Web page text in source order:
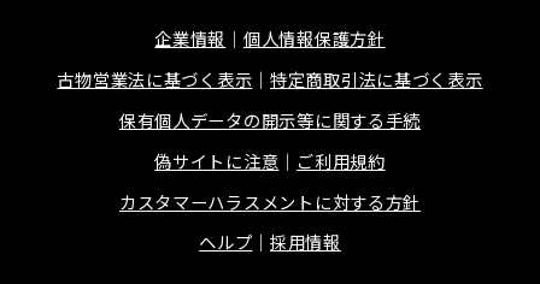
企業情報
個人情報保護方針
古物営業法に基づく表示
特定商取引法に基づく表示
保有個人データの開示等に関する手続
偽サイトに注意
ご利用規約
カスタマーハラスメントに対する方針
ヘルプ
採用情報